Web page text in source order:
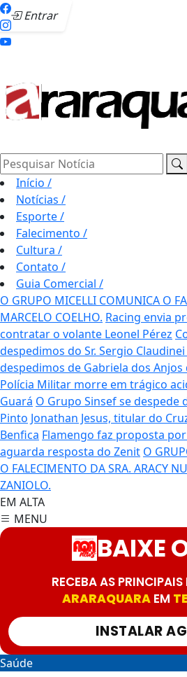
Entrar
Pesquisar Notícia
Início /
Notícias /
Esporte/
Falecimento /
Cultura /
Contato /
Guia Comercial /
O GRUPO MICELLI COMUNICA O
MARCELO COELHO. Racing envia
contratar o volante Leonel Pérez
despedimos do Sr. Sergio
despedimos de Gabriela dos Anjos
Polícia Militar morre em trágico
Guará O Grupo Sinsef se despede
Pinto Jonathan Jesus, titular do
Benfica Flamengo faz proposta
aguarda resposta do Zenit O
O FALECIMENTO DA SRA. ARACY
ZANIOLO.
EM ALTA
MENU
BAIXE
RECEBA AS
ARARAQUARAEM
INSTALAR
Saúde